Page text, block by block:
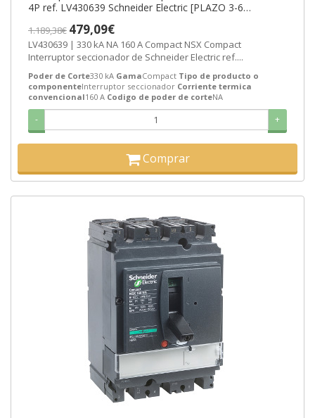
4P ref. LV430639 Schneider Electric [PLAZO 3-6
1.189,38€ 479,09€
LV430639 | 330 kA NA 160 A Compact NSX Compact
Interruptor seccionador de Schneider Electric ref....
Poder de Corte330 kA GamaCompact Tipo de producto o
componenteInterruptor seccionador Corriente termica
convencional160 A Codigo de poder de corteNA
- +
Comprar